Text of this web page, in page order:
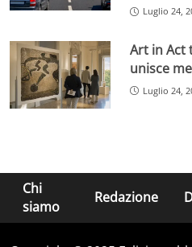
Luglio 24,
Art in Act
unisce
Luglio 24,
Chi
siamo
Redazione